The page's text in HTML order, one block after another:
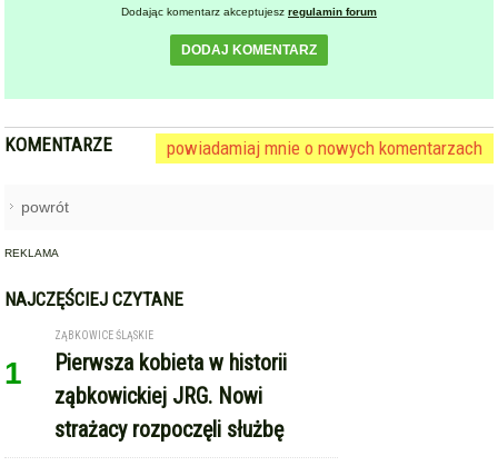
Dodając komentarz akceptujesz regulamin forum
DODAJ KOMENTARZ
KOMENTARZE powiadamiaj mnie o nowych komentarzach
powrót
REKLAMA
NAJCZĘŚCIEJ CZYTANE
1
ZĄBKOWICE ŚLĄSKIE
Pierwsza kobieta w historii
ząbkowickiej JRG. Nowi
strażacy rozpoczęli służbę